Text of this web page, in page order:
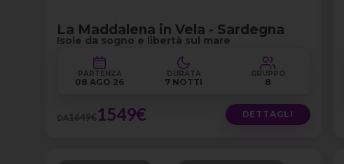
La Maddalena in Vela - Sardegna
Isole da sogno e libertà sul mare
PARTENZA
08 AGO 26
DURATA
7 NOTTI
GRUPPO
8
DA1649€1549€ DETTAGLI